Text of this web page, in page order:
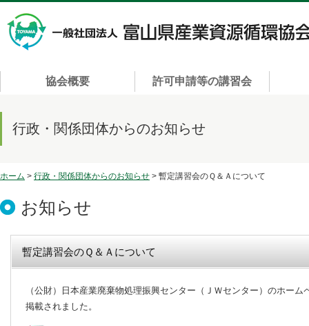
協会概要 許可申請等の講習会
行政・関係団体からのお知らせ
ホーム > 行政・関係団体からのお知らせ > 暫定講習会のＱ＆Ａについて
お知らせ
暫定講習会のＱ＆Ａについて
（公財）日本産業廃棄物処理振興センター（ＪＷセンター）のホー
掲載されました。